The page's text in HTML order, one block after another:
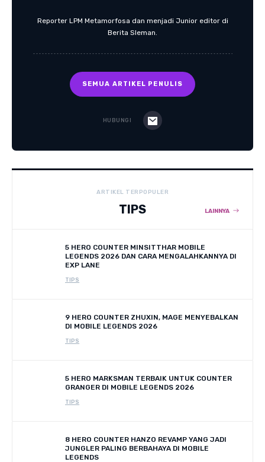
Reporter LPM Metamorfosa dan menjadi Junior editor di
Berita Sleman.
SEMUA ARTIKEL PENULIS
HUBUNGI
ARTIKEL TERPOPULER
TIPS LAINNYA
5 HERO COUNTER MINSITTHAR MOBILE
LEGENDS 2026 DAN CARA MENGALAHKANNYA DI
EXP LANE
TIPS
9 HERO COUNTER ZHUXIN, MAGE MENYEBALKAN
DI MOBILE LEGENDS 2026
TIPS
5 HERO MARKSMAN TERBAIK UNTUK COUNTER
GRANGER DI MOBILE LEGENDS 2026
TIPS
8 HERO COUNTER HANZO REVAMP YANG JADI
JUNGLER PALING BERBAHAYA DI MOBILE
LEGENDS